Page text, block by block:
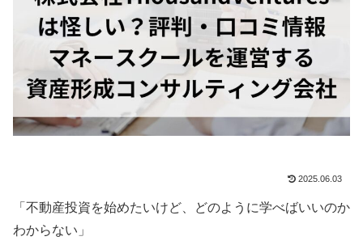
2025.06.03
「不動産投資を始めたいけど、どのように学べばいいのか
わからない」